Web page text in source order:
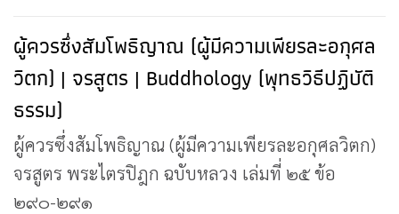
ผู้ควรซึ่งสัมโพธิญาณ (ผู้มีความเพียรละอกุศล
วิตก) | จรสูตร | Buddhology (พุทธวิธีปฏิบัติ
ธรรม)
ผู้ควรซึ่งสัมโพธิญาณ (ผู้มีความเพียรละอกุศลวิตก)
จรสูตร พระไตรปิฎก ฉบับหลวง เล่มที่ ๒๕ ข้อ
๒๙๐-๒๙๑